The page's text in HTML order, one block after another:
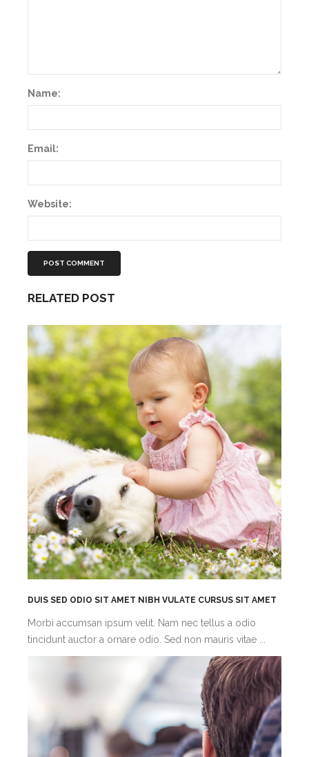
Name:
Email:
Website:
RELATED POST
DUIS SED ODIO SIT AMET NIBH VULATE CURSUS SIT AMET
Morbi accumsan ipsum velit. Nam nec tellus a odio
tincidunt auctor a ornare odio. Sed non mauris vitae ...